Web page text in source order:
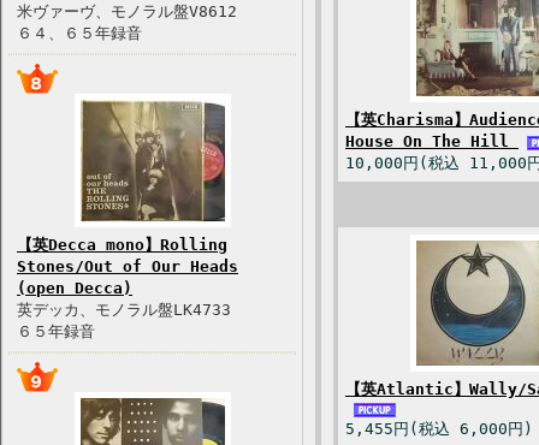
米ヴァーヴ、モノラル盤V8612
６４、６５年録音
【英Decca mono】Rolling
Stones/Out of Our Heads
(open Decca)
英デッカ、モノラル盤LK4733
６５年録音
【英Charisma】
House On The Hill
10,000円(税込 11,000
【英Atlantic】Wally/
5,455円(税込 6,000円)